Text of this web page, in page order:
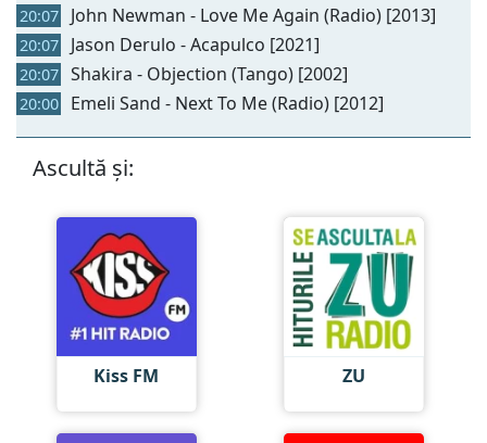
20:07 John Newman - Love Me Again (Radio) [2013]
20:07 Jason Derulo - Acapulco [2021]
20:07 Shakira - Objection (Tango) [2002]
20:00 Emeli Sand - Next To Me (Radio) [2012]
Ascultă și:
Kiss FM ZU